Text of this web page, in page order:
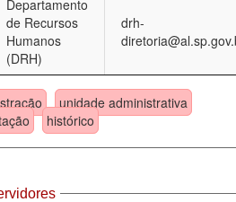
Departamento
de Recursos
Humanos
(DRH)
drh-
unidade administrativa
histórico